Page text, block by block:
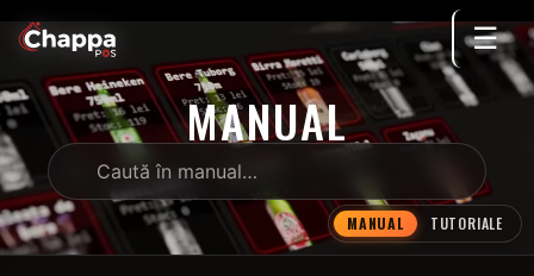
☰
MANUAL
MANUAL TUTORIALE